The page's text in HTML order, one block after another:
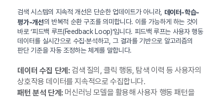
검색 시스템의 지속적 개선은 단순한 업데이트가 아니라, 데이터-학습-
평가-개선의 반복적 순환 구조를 의미합니다. 이를 가능하게 하는 것이
바로 ‘피드백 루프(Feedback Loop)’입니다. 피드백 루프는 사용자 행동
데이터를 실시간으로 수집·분석하고, 그 결과를 기반으로 알고리즘의
판단 기준을 자동 조정하는 체계를 말합니다.
데이터 수집 단계:검색 질의, 클릭 행동, 탐색 이력 등 사용자의
상호작용 데이터를 지속적으로 수집합니다.
패턴 분석 단계:머신러닝 모델을 활용해 사용자 행동 패턴을